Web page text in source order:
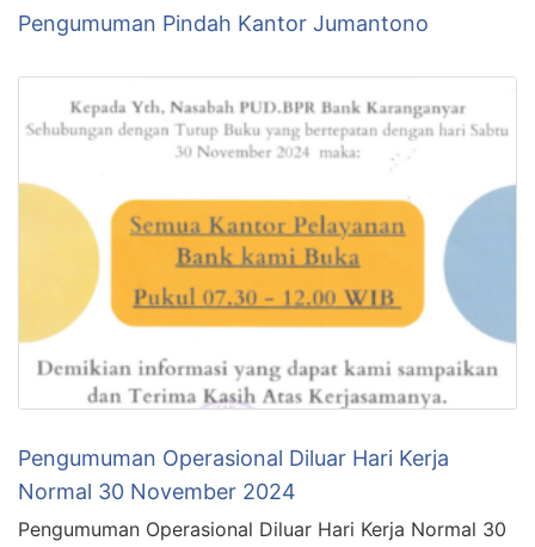
Pengumuman Pindah Kantor Jumantono
Pengumuman Operasional Diluar Hari Kerja
Normal 30 November 2024
Pengumuman Operasional Diluar Hari Kerja Normal 30